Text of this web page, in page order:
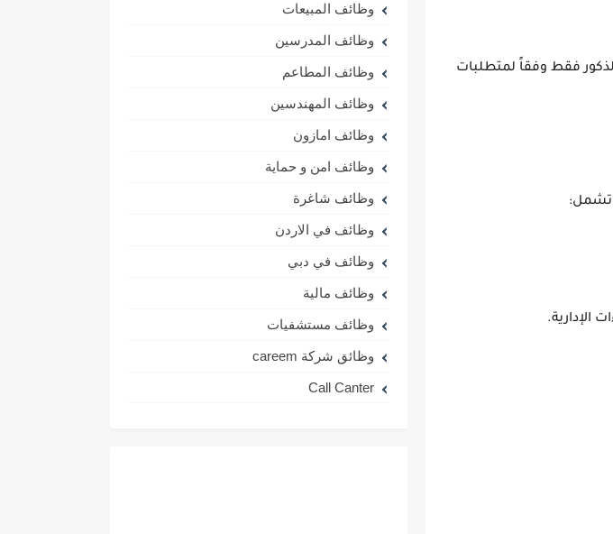
فقط وفقاً لمتطلبات
الإدارية.
وظائف المبيعات
وظائف المدرسين
وظائف المطاعم
وظائف المهندسين
وظائف امازون
وظائف امن و حماية
وظائف شاغرة
وظائف في الاردن
وظائف في دبي
وظائف مالية
وظائف مستشفيات
وظائق شركة careem
Call Canter